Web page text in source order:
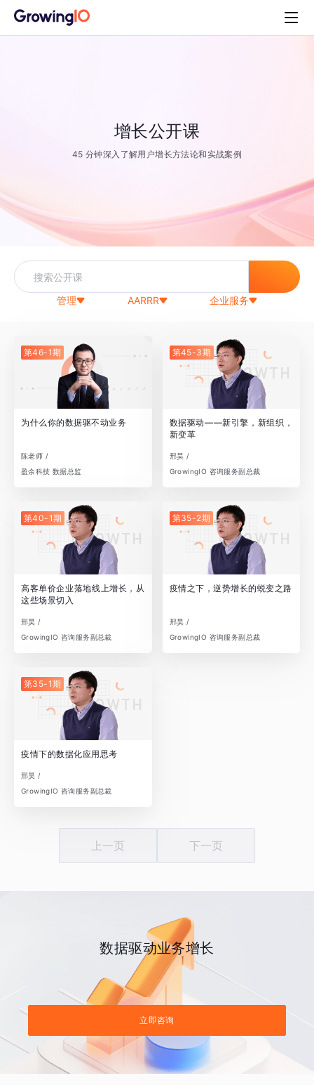
增长公开课
45 分钟深入了解用户增长方法论和实战案例
管理 AARRR 企业服务
第46-1期
为什么你的数据驱不动业务
陈老师 /
盈余科技 数据总监
第45-3期
数据驱动——新引擎，新组织，
新变革
邢昊 /
GrowingIO 咨询服务副总裁
第40-1期
高客单价企业落地线上增长，从
这些场景切入
邢昊 /
GrowingIO 咨询服务副总裁
第35-2期
疫情之下，逆势增长的蜕变之路
邢昊 /
GrowingIO 咨询服务副总裁
第35-1期
疫情下的数据化应用思考
邢昊 /
GrowingIO 咨询服务副总裁
上一页 下一页
数据驱动业务增长
立即咨询